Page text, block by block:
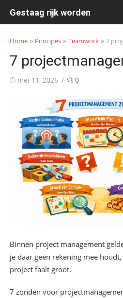
Gestaag rijk worden
Home » Principes » Teamwork » 7
7
Posted
mei 11, 2026 0
Binnen project management
je daar geen rekening mee
project faalt groot.
7 zonden voor